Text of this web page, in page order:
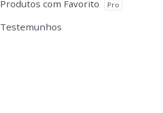
Produtos com Favorito
Pro
Testemunhos